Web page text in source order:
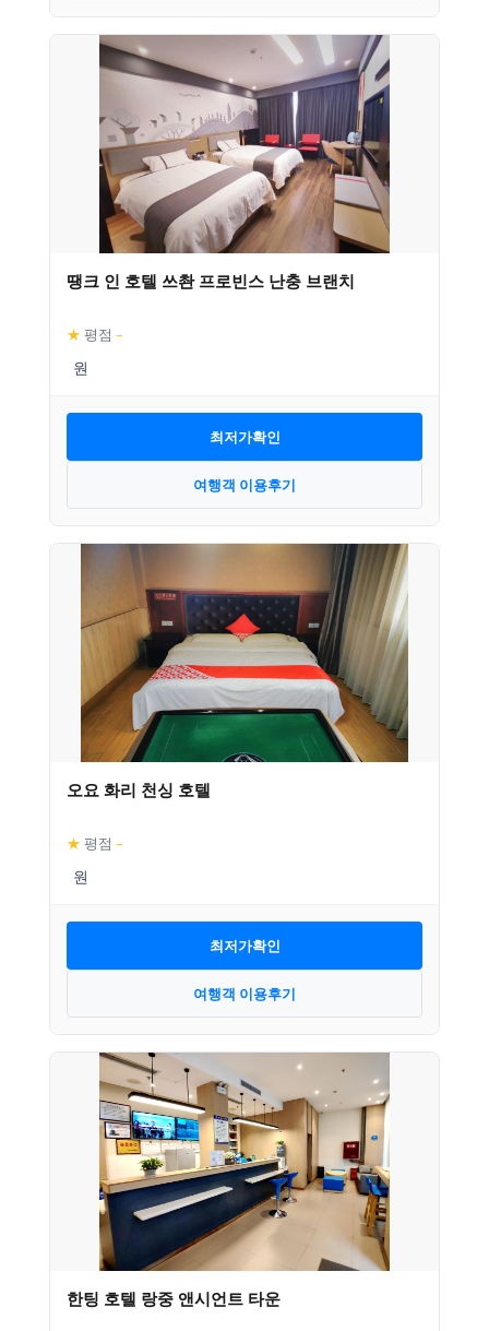
땡크 인 호텔 쓰촨 프로빈스 난충 브랜치
★ 평점 –
최저가확인
여행객 이용후기
오요 화리 천싱 호텔
★ 평점 –
최저가확인
여행객 이용후기
한팅 호텔 랑중 앤시언트 타운